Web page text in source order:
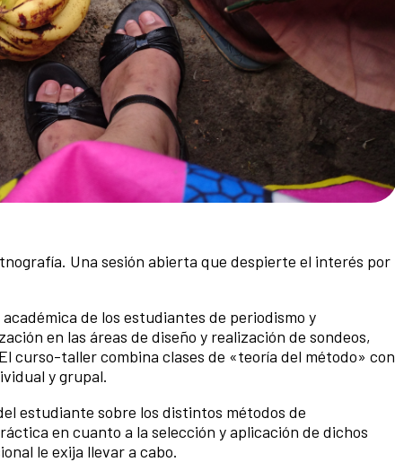
Una sesión abierta que despierte el interés por
de los estudiantes de periodismo y
en las áreas de diseño y realización de sondeos,
curso-taller combina clases de «teoría del método» con
y grupal.
estudiante sobre los distintos métodos de
en cuanto a la selección y aplicación de dichos
le exija llevar a cabo.